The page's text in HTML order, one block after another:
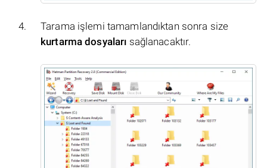
Tarama işlemi tamamlandıktan sonra size
kurtarma dosyaları sağlanacaktır.